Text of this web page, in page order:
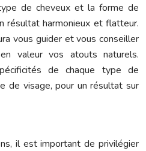
de cheveux et la forme de
résultat harmonieux et flatteur.
vous guider et vous conseiller
valeur vos atouts naturels.
de chaque type de
de visage, pour un résultat sur
il est important de privilégier